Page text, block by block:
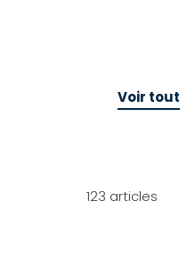
123 articles
Voir tout